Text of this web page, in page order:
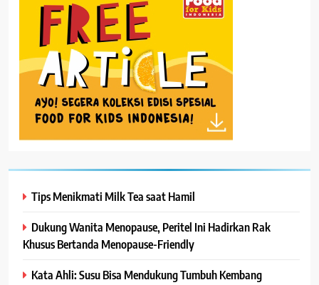
Tips Menikmati Milk Tea saat Hamil
Dukung Wanita Menopause, Peritel Ini Hadirkan Rak
Khusus Bertanda Menopause-Friendly
Kata Ahli: Susu Bisa Mendukung Tumbuh Kembang